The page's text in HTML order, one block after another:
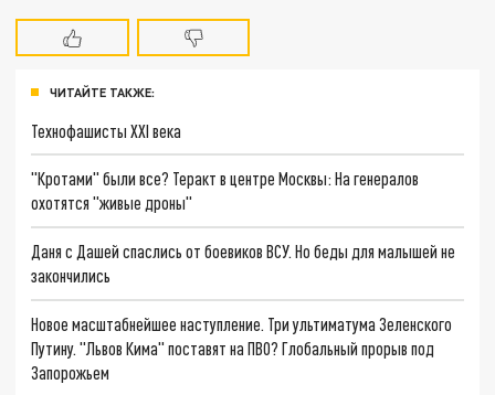
ЧИТАЙТЕ ТАКЖЕ:
Технофашисты XXI века
"Кротами" были все? Теракт в центре Москвы: На генералов
охотятся "живые дроны"
Даня с Дашей спаслись от боевиков ВСУ. Но беды для малышей не
закончились
Новое масштабнейшее наступление. Три ультиматума Зеленского
Путину. "Львов Кима" поставят на ПВО? Глобальный прорыв под
Запорожьем